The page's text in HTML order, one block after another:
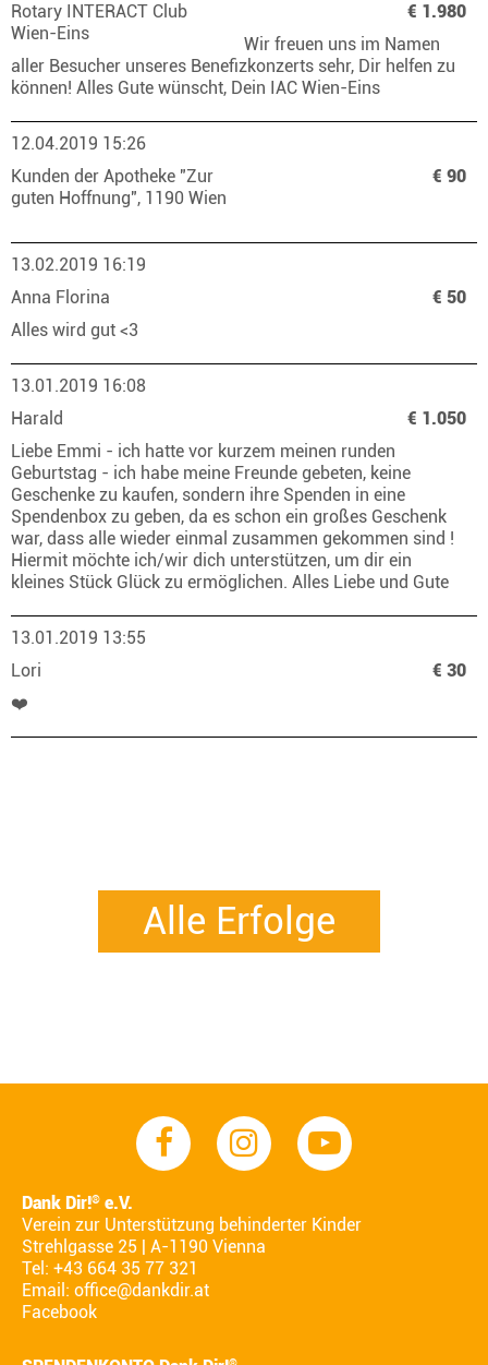
Rotary INTERACT Club
Wien-Eins
€ 1.980
Wir freuen uns im Namen
aller Besucher unseres Benefizkonzerts sehr, Dir helfen zu
können! Alles Gute wünscht, Dein IAC Wien-Eins
12.04.2019 15:26
Kunden der Apotheke "Zur
guten Hoffnung", 1190 Wien
€ 90
13.02.2019 16:19
Anna Florina
€ 50
Alles wird gut <3
13.01.2019 16:08
Harald
€ 1.050
Liebe Emmi - ich hatte vor kurzem meinen runden
Geburtstag - ich habe meine Freunde gebeten, keine
Geschenke zu kaufen, sondern ihre Spenden in eine
Spendenbox zu geben, da es schon ein großes Geschenk
war, dass alle wieder einmal zusammen gekommen sind !
Hiermit möchte ich/wir dich unterstützen, um dir ein
kleines Stück Glück zu ermöglichen. Alles Liebe und Gute
13.01.2019 13:55
Lori
€ 30
❤️
Alle Erfolge
Dank Dir!® e.V.
Verein zur Unterstützung behinderter Kinder
Strehlgasse 25 | A-1190 Vienna
Tel: +43 664 35 77 321
Email: office@dankdir.at
Facebook